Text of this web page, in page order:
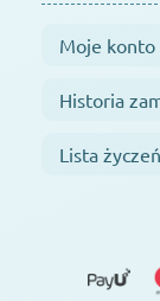
Moje konto
Historia
Lista życzeń